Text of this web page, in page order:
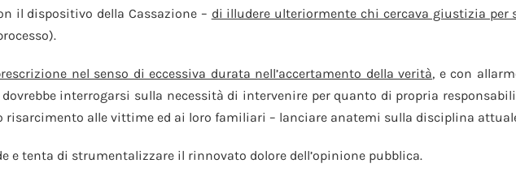
il dispositivo della Cassazione – di illudere ulteriormente chi cercava giustizia per
nel senso di eccessiva durata nell’accertamento della verità, e con
interrogarsi sulla necessità di intervenire per quanto di propria
risarcimento alle vittime ed ai loro familiari – lanciare anatemi sulla disciplina
e tenta di strumentalizzare il rinnovato dolore dell’opinione pubblica.